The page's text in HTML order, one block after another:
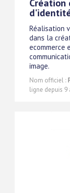
Réalisation
dans la
ecommerce
image.
Nom officiel :
ligne depuis 9